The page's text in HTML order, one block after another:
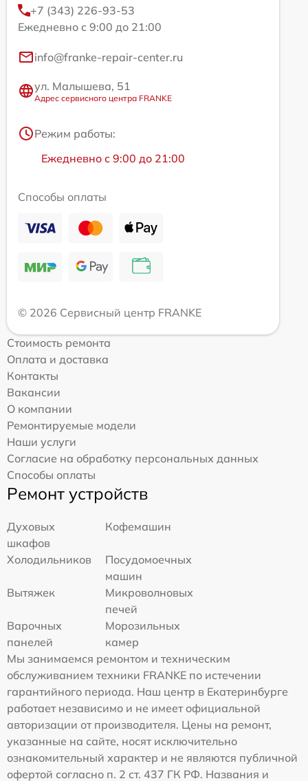
+7 (343) 226-93-53
Ежедневно с 9:00 до 21:00
info@franke-repair-center.ru
ул. Малышева, 51
Адрес сервисного центра FRANKE
Режим работы:
Ежедневно с 9:00 до 21:00
Способы оплаты
© 2026 Сервисный центр FRANKE
Стоимость ремонта
Оплата и доставка
Контакты
Вакансии
О компании
Ремонтируемые модели
Наши услуги
Согласие на обработку персональных данных
Способы оплаты
Ремонт устройств
Духовых
шкафов
Кофемашин
Холодильников
Посудомоечных
машин
Вытяжек
Микроволновых
печей
Варочных
панелей
Морозильных
камер
Мы занимаемся ремонтом и техническим
обслуживанием техники FRANKE по истечении
гарантийного периода. Наш центр в Екатеринбурге
работает независимо и не имеет официальной
авторизации от производителя. Цены на ремонт,
указанные на сайте, носят исключительно
ознакомительный характер и не являются публичной
офертой согласно п. 2 ст. 437 ГК РФ. Названия и